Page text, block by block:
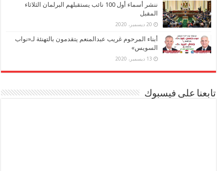
ننشر أسماء أول 100 نائب يستقبلهم البرلمان الثلاثاء
المقبل
20 ديسمبر، 2020
أبناء المرحوم غريب عبدالمنعم يتقدمون بالتهنئة لـ«نواب
السويس»
13 ديسمبر، 2020
تابعنا على فيسبوك